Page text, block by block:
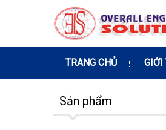
TRANG CHỦ GIỚI
Sản phẩm